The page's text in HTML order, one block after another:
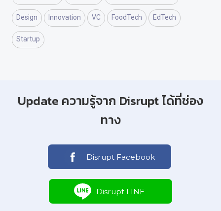
Design Innovation VC FoodTech EdTech
Startup
Update ความรู้จาก Disrupt ได้ที่ช่อง
ทาง
Disrupt Facebook
Disrupt LINE